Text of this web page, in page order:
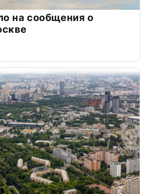
на сообщения о